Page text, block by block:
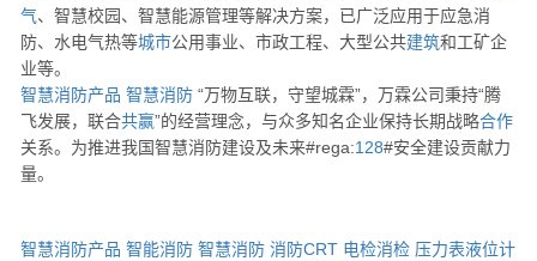
气、智慧校园、智慧能源管理等解决方案，已广泛应用于应急消
防、水电气热等城市公用事业、市政工程、大型公共建筑和工矿企
业等。
智慧消防产品 智慧消防 “万物互联，守望城霖”，万霖公司秉持“腾
飞发展，联合共赢”的经营理念，与众多知名企业保持长期战略合作
关系。为推进我国智慧消防建设及未来#rega:128#安全建设贡献力
量。
智慧消防产品 智能消防 智慧消防 消防CRT 电检消检 压力表液位计